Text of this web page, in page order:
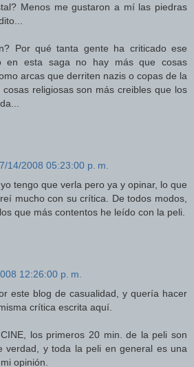
Menos me gustaron a mí las piedras
Por qué tanta gente ha criticado ese
en esta saga no hay más que cosas
arcas que derriten nazis o copas de la
religiosas son más creibles que los
7/14/2008 05:23:00 p. m.
tengo que verla pero ya y opinar, lo que
mucho con su crítica. De todos modos,
que más contentos he leído con la peli.
12:26:00 p. m.
este blog de casualidad, y quería hacer
crítica escrita aquí.
los primeros 20 min. de la peli son
verdad, y toda la peli en general es una
opinión.